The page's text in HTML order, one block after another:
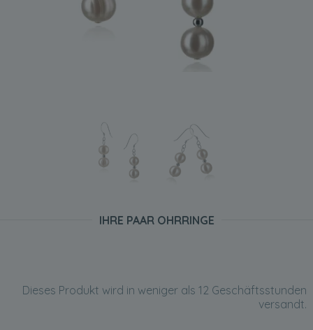
IHRE PAAR OHRRINGE
Dieses Produkt wird in weniger als 12 Geschäftsstunden
versandt.